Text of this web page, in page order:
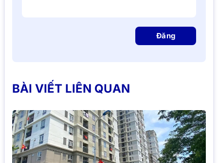
Đăng
BÀI VIẾT LIÊN QUAN